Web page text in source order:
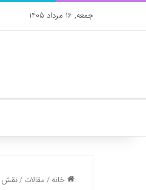
جمعه, 16 مرداد 1405
خانه/مقالات/نقش ۴۴ سال رهبری نظام در حفظ انقلاب